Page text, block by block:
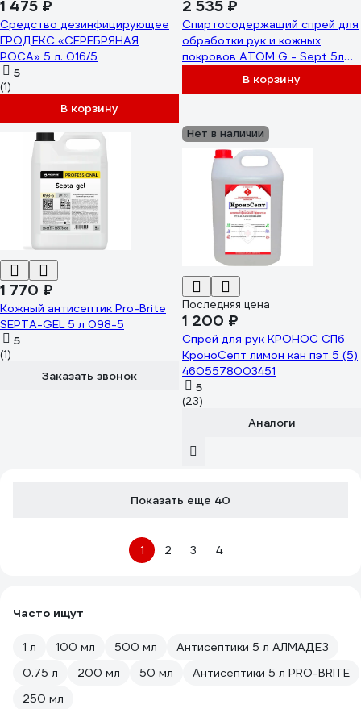
1 475 ₽
Средство дезинфицирующее
ГРОДЕКС «СЕРЕБРЯНАЯ
РОСА» 5 л. 016/5
5
(1)
В корзину
2 535 ₽
Спиртосодержащий спрей для
обработки рук и кожных
покровов АТОМ G - Sept 5л
4630458131443В корзину
1 770 ₽
Кожный антисептик Pro-Brite
SEPTA-GEL 5 л 098-5
5
(1)
Заказать звонок
Нет в наличии
Последняя цена
1 200 ₽
Спрей для рук КРОНОС СПб
КроноСепт лимон кан пэт 5 (5)
4605578003451
5
(23)
Аналоги
Показать еще 40
1 2 3 4
Часто ищут
1 л 100 мл 500 мл
Антисептики 5 л АЛМАДЕЗ
0.75 л
200 мл 50 мл
Антисептики 5 л PRO-BRITE
250 мл